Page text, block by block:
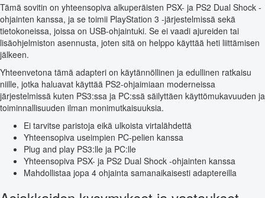
Tämä sovitin on yhteensopiva alkuperäisten PSX- ja PS2 Dual Shock -
ohjainten kanssa, ja se toimii PlayStation 3 -järjestelmissä sekä
tietokoneissa, joissa on USB-ohjaintuki. Se ei vaadi ajureiden tai
lisäohjelmiston asennusta, joten sitä on helppo käyttää heti liittämisen
jälkeen.
Yhteenvetona tämä adapteri on käytännöllinen ja edullinen ratkaisu
niille, jotka haluavat käyttää PS2-ohjaimiaan moderneissa
järjestelmissä kuten PS3:ssa ja PC:ssä säilyttäen käyttömukavuuden ja
toiminnallisuuden ilman monimutkaisuuksia.
Ei tarvitse paristoja eikä ulkoista virtalähdettä
Yhteensopiva useimpien PC-pelien kanssa
Plug and play PS3:lle ja PC:lle
Yhteensopiva PSX- ja PS2 Dual Shock -ohjainten kanssa
Mahdollistaa jopa 4 ohjainta samanaikaisesti adaptereilla